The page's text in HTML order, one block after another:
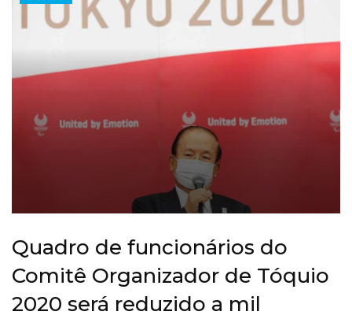
Quadro de funcionários do
Comitê Organizador de Tóquio
2020 será reduzido a mil